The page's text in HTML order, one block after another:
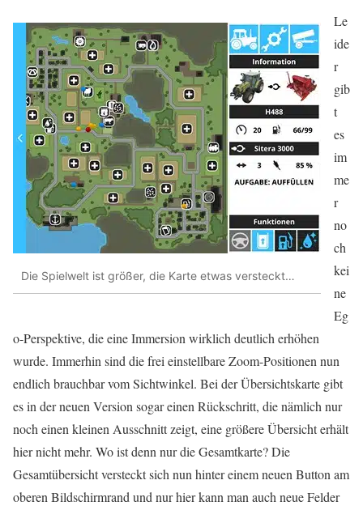
Die Spielwelt ist größer, die Karte etwas versteckt…
Le
ide
r
gib
t
es
im
me
r
no
ch
kei
ne
Eg
o-Perspektive, die eine Immersion wirklich deutlich erhöhen
wurde. Immerhin sind die frei einstellbare Zoom-Positionen nun
endlich brauchbar vom Sichtwinkel. Bei der Übersichtskarte gibt
es in der neuen Version sogar einen Rückschritt, die nämlich nur
noch einen kleinen Ausschnitt zeigt, eine größere Übersicht erhält
hier nicht mehr. Wo ist denn nur die Gesamtkarte? Die
Gesamtübersicht versteckt sich nun hinter einem neuen Button am
oberen Bildschirmrand und nur hier kann man auch neue Felder